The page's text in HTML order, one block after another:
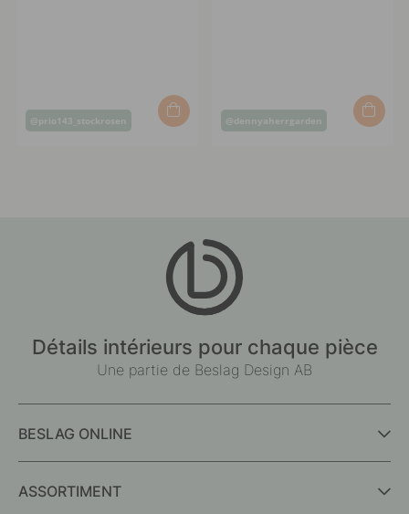
Post
@prio143_stockrosen
Post
@dennyaherrgarden
Détails intérieurs pour chaque pièce
Une partie de Beslag Design AB
BESLAG ONLINE
ASSORTIMENT